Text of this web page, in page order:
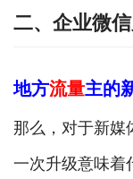
二、企业微
地方流量主的
那么，对于新媒
一次升级意味着